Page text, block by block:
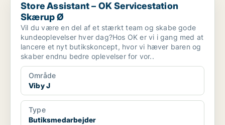
Store Assistant – OK Servicestation
Skærup Ø
Vil du være en del af et stærkt team og skabe gode
kundeoplevelser hver dag?Hos OK er vi i gang med at
lancere et nyt butikskoncept, hvor vi hæver baren og
skaber endnu bedre oplevelser for vor..
Område
Viby J
Type
Butiksmedarbejder